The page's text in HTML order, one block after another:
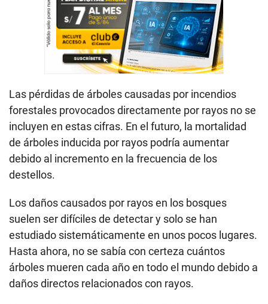
Las pérdidas de árboles causadas por incendios
forestales provocados directamente por rayos no se
incluyen en estas cifras. En el futuro, la mortalidad
de árboles inducida por rayos podría aumentar
debido al incremento en la frecuencia de los
destellos.
Los daños causados por rayos en los bosques
suelen ser difíciles de detectar y solo se han
estudiado sistemáticamente en unos pocos lugares.
Hasta ahora, no se sabía con certeza cuántos
árboles mueren cada año en todo el mundo debido a
daños directos relacionados con rayos.